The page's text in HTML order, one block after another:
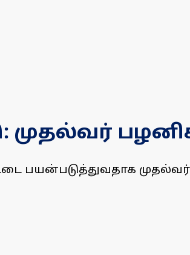
முதல்வர்